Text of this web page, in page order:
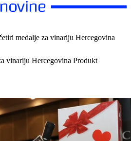
medalje za vinariju Hercegovina
vinariju Hercegovina Produkt